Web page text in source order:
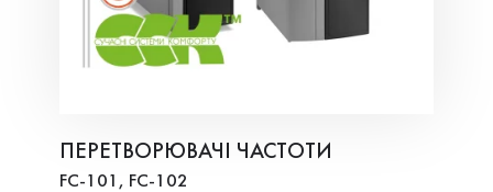
ПЕРЕТВОРЮВАЧІ ЧАСТОТИ
FC-101, FC-102